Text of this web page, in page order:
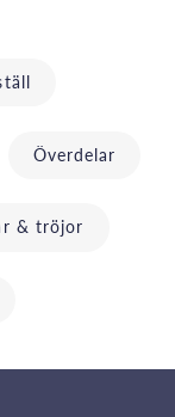
Överdelar
& tröjor